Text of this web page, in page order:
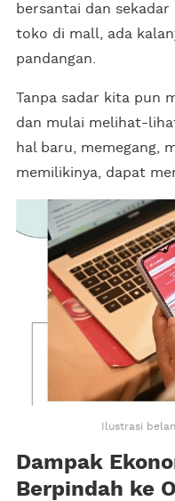
bersantai dan
toko di mall, ada
pandangan.
Tanpa sadar kita pun
dan mulai melihat-
hal baru, memegang,
memilikinya, dapat
Ilustrasi
Dampak
Berpindah ke